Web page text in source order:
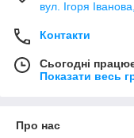
вул. Ігоря
Контакти
Сьогодні
Показати весь
Про нас